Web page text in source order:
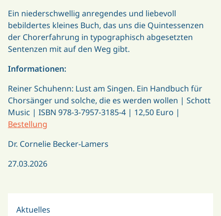
Ein niederschwellig anregendes und liebevoll
bebildertes kleines Buch, das uns die Quintessenzen
der Chorerfahrung in typographisch abgesetzten
Sentenzen mit auf den Weg gibt.
Informationen:
Reiner Schuhenn: Lust am Singen. Ein Handbuch für
Chorsänger und solche, die es werden wollen | Schott
Music | ISBN 978-3-7957-3185-4 | 12,50 Euro |
Bestellung
Dr. Cornelie Becker-Lamers
27.03.2026
Aktuelles